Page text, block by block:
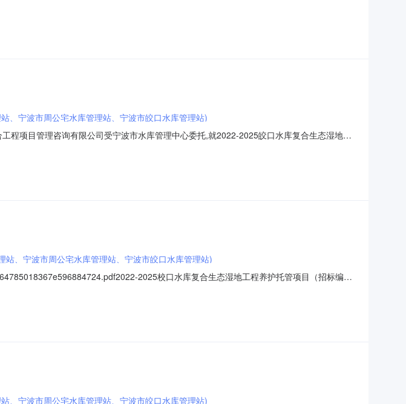
总预算：27.9万元服务内容：该项目的招标控制价编制中介服务完成期限要求：30天质
、宁波市周公宅水库管理站、宁波市皎口水库管理站)
程项目管理咨询有限公司受宁波市水库管理中心委托,就2022-2025皎口水库复合生态湿地工
10月14日至2022年10月17日六、评标结果：中标候选人：宁波市海
站、宁波市周公宅水库管理站、宁波市皎口水库管理站)
2025校口水库复合生态湿地工程养护托管项目（招标编
方式为公开招标二、项目概况和
、宁波市周公宅水库管理站、宁波市皎口水库管理站)